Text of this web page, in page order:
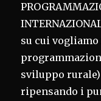
su cui
sviluppo
ripensando i